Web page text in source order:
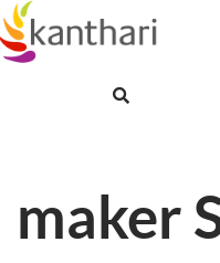
Skip
maker